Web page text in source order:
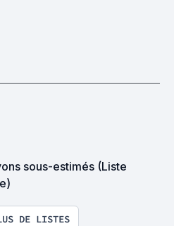
sous-estimés (Liste
DE LISTES